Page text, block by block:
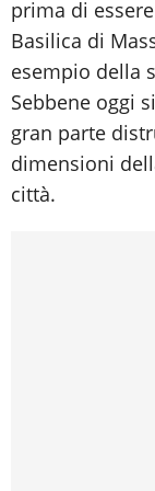
prima di
Basilica di
esempio della
Sebbene oggi
gran parte
dimensioni
città.